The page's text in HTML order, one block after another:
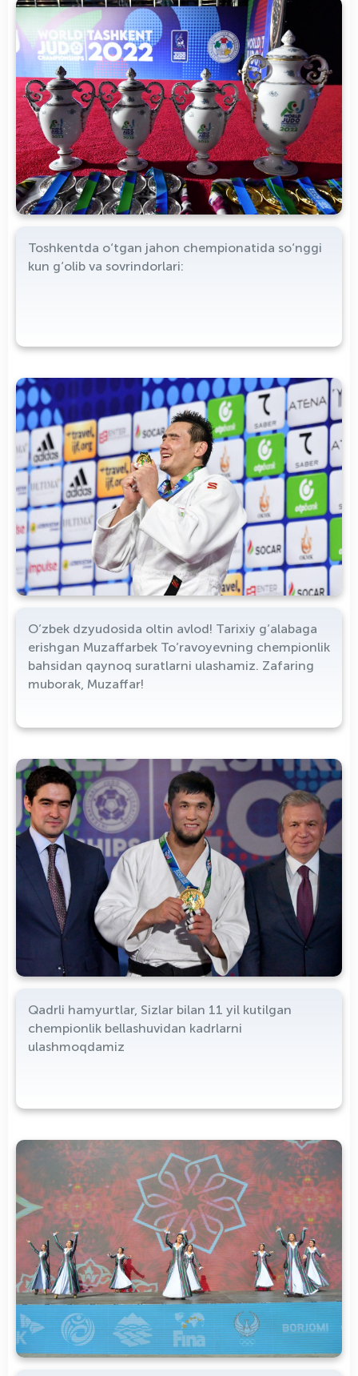
Toshkentda o‘tgan jahon chempionatida so‘nggi
kun g‘olib va sovrindorlari:
O’zbek dzyudosida oltin avlod! Tarixiy g’alabaga
erishgan Muzaffarbek To’ravoyevning chempionlik
bahsidan qaynoq suratlarni ulashamiz. Zafaring
muborak, Muzaffar!
Qadrli hamyurtlar, Sizlar bilan 11 yil kutilgan
chempionlik bellashuvidan kadrlarni
ulashmoqdamiz